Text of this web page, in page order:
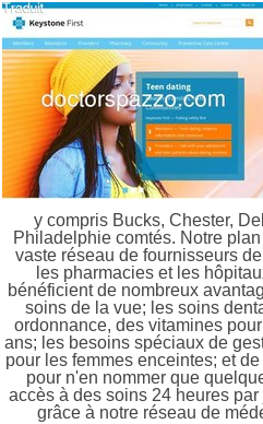
y compris Bucks, Chester,
Philadelphie comtés. Notre
vaste réseau de fournisseurs
les pharmacies et les
bénéficient de nombreux
soins de la vue; les soins
ordonnance, des vitamines
ans; les besoins spéciaux de
pour les femmes enceintes; et
pour n'en nommer que
accès à des soins 24 heures
grâce à notre réseau de